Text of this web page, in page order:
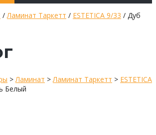
/Ламинат Таркетт / ESTETICA 9/33 / Дуб
>Ламинат >Ламинат Таркетт > ESTETICA
Белый